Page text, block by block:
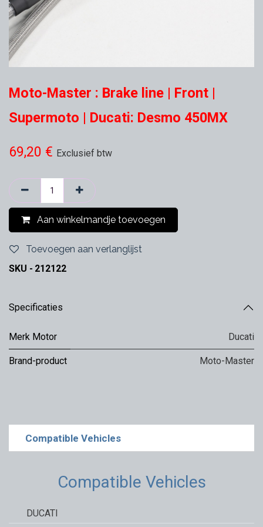
Moto-Master : Brake line | Front |
Supermoto | Ducati: Desmo 450MX
69,20 € Exclusief btw
Aan winkelmandje toevoegen
Toevoegen aan verlanglijst
SKU - 212122
Specificaties
Merk Motor Ducati
Brand-product Moto-Master
Compatible Vehicles
Compatible Vehicles
DUCATI